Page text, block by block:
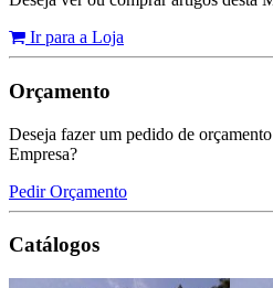
Ir para a Loja
Orçamento
Deseja fazer um pedido de
Empresa?
Pedir Orçamento
Catálogos